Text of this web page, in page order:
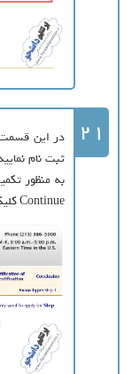
21
در این قسمت
ثبت نام
Continue کلیک کنید.